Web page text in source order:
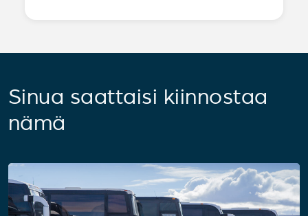
Sinua saattaisi kiinnostaa
nämä